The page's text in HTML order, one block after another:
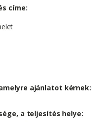
címe:
ajánlatot kérnek:
a teljesítés helye: